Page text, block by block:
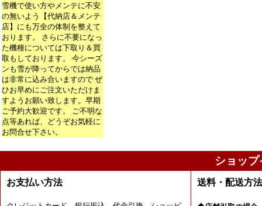
雪機で使い方やメンテに不安
の無いよう【代納店＆メンテ
店】にも万全の体制を整えて
おります。 さらに不要になっ
た機種については下取り＆買
取もしております。 今シーズ
ンも雪が降ってからでは納品
は非常に込み合いますので ぜ
ひお早めにご注文いただけま
すようお願い致します。早期
ご予約大歓迎です。 ご不明な
点等あれば、どうぞお気軽に
お問合せ下さい。
ショッ
お支払い方法 送料・配送方